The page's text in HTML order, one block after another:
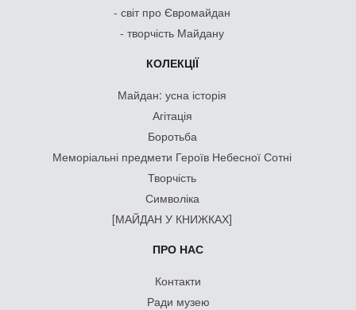
- світ про Євромайдан
- творчість Майдану
КОЛЕКЦІЇ
Майдан: усна історія
Агітація
Боротьба
Меморіальні предмети Героїв Небесної Сотні
Творчість
Символіка
[МАЙДАН У КНИЖКАХ]
ПРО НАС
Контакти
Ради музею